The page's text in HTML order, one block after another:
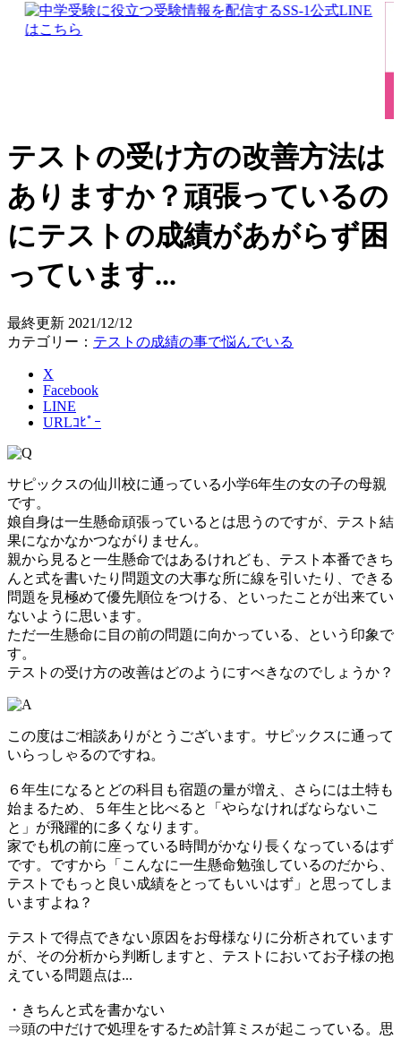
テストの受け方の改善方法は
ありますか？頑張っているの
にテストの成績があがらず困
っています...
最終更新 2021/12/12
カテゴリー： テストの成績の事で悩んでいる
X
Facebook
LINE
URLｺﾋﾟｰ
サピックスの仙川校に通っている小学6年生の女の子の母親
です。
娘自身は一生懸命頑張っているとは思うのですが、テスト結
果になかなかつながりません。
親から見ると一生懸命ではあるけれども、テスト本番できち
んと式を書いたり問題文の大事な所に線を引いたり、できる
問題を見極めて優先順位をつける、といったことが出来てい
ないように思います。
ただ一生懸命に目の前の問題に向かっている、という印象で
す。
テストの受け方の改善はどのようにすべきなのでしょうか？
この度はご相談ありがとうございます。サピックスに通って
いらっしゃるのですね。
６年生になるとどの科目も宿題の量が増え、さらには土特も
始まるため、５年生と比べると「やらなければならないこ
と」が飛躍的に多くなります。
家でも机の前に座っている時間がかなり長くなっているはず
です。ですから「こんなに一生懸命勉強しているのだから、
テストでもっと良い成績をとってもいいはず」と思ってしま
いますよね？
テストで得点できない原因をお母様なりに分析されています
が、その分析から判断しますと、テストにおいてお子様の抱
えている問題点は...
・きちんと式を書かない
⇒頭の中だけで処理をするため計算ミスが起こっている。思